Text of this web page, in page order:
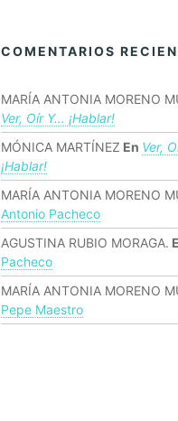
COMENTARIOS
MARÍA ANTONIA MORENO
Ver, Oír Y… ¡hablar!
MÓNICA MARTÍNEZ En Ver,
¡hablar!
MARÍA ANTONIA MORENO
Antonio Pacheco
AGUSTINA RUBIO MORAGA.
Pacheco
MARÍA ANTONIA MORENO
Pepe Maestro